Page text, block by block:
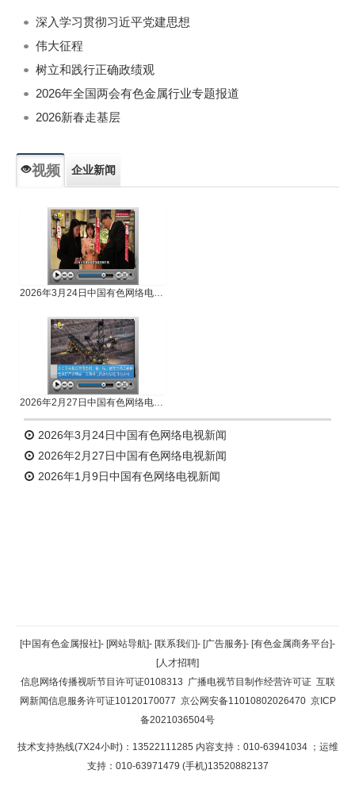
深入学习贯彻习近平党建思想
伟大征程
树立和践行正确政绩观
2026年全国两会有色金属行业专题报道
2026新春走基层
视频 企业新闻
2026年3月24日中国有色网络电视新闻
2026年2月27日中国有色网络电视新闻
2026年3月24日中国有色网络电视新闻
2026年2月27日中国有色网络电视新闻
2026年1月9日中国有色网络电视新闻
返回顶部
返回首页
[中国有色金属报社]- [网站导航]- [联系我们]- [广告服务]- [有色金属商务平台]-
[人才招聘]
信息网络传播视听节目许可证0108313 广播电视节目制作经营许可证 互联
网新闻信息服务许可证10120170077 京公网安备11010802026470 京ICP
备2021036504号
技术支持热线(7X24小时)：13522111285 内容支持：010-63941034 ；运维
支持：010-63971479 (手机)13520882137